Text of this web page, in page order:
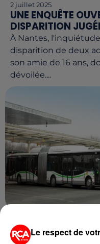
2 juillet 2025
UNE ENQUÊTE
DISPARITION
À Nantes,
disparition de deux
son amie de 16 ans,
dévoilée....
INCENDIE À LA
ÉCHAPPE DE PEU
Le respect de